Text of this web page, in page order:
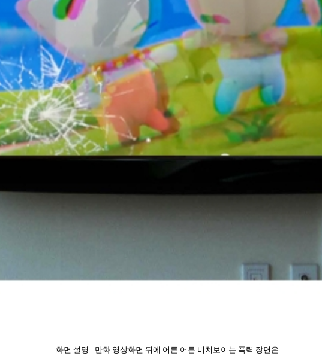
화면 설명: 만화 영상화면 뒤에 어른 어른 비쳐보이는 폭력 장면은